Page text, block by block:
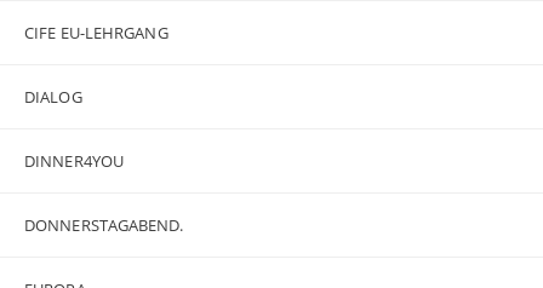
CIFE EU-LEHRGANG
DIALOG
DINNER4YOU
DONNERSTAGABEND.